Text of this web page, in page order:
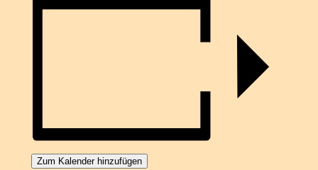
Zum Kalender hinzufügen